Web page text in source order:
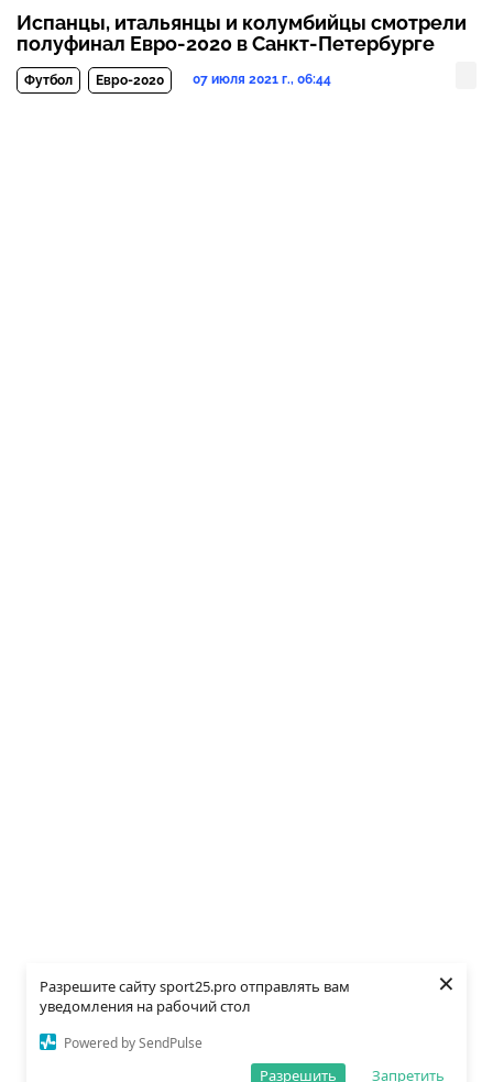
Разрешите сайту sport25.pro отправлять вам
уведомления на рабочий стол
Powered by SendPulse
Запретить
Разрешить
×
Испанцы, итальянцы и колумбийцы смотрели
полуфинал Евро-2020 в Санкт-Петербурге
Футбол Евро-2020 07 июля 2021 г., 06:44